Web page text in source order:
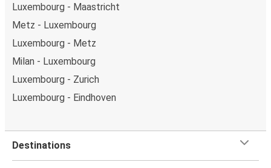
Luxembourg - Maastricht
Metz - Luxembourg
Luxembourg - Metz
Milan - Luxembourg
Luxembourg - Zurich
Luxembourg - Eindhoven
Destinations